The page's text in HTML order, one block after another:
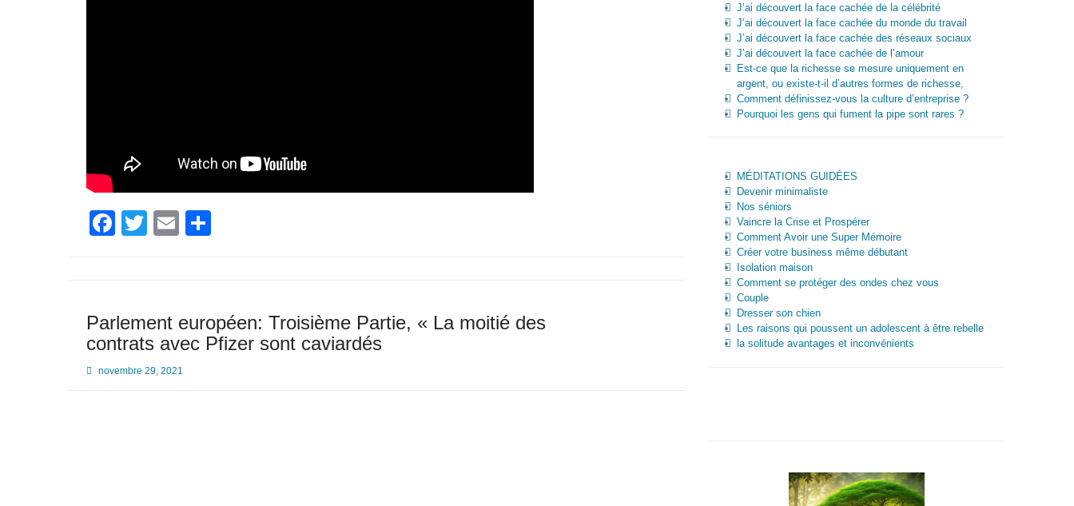
Facebook
TwitterEmail
Parlement européen: Troisième Partie, « La moitié des
contrats avec Pfizer sont caviardés
novembre 29, 2021
J’ai découvert la face cachée de la célébrité
J’ai découvert la face cachée du monde du travail
J’ai découvert la face cachée des réseaux sociaux
J’ai découvert la face cachée de l’amour
Est-ce que la richesse se mesure uniquement en
argent, ou existe-t-il d’autres formes de richesse,
Comment définissez-vous la culture d’entreprise ?
Pourquoi les gens qui fument la pipe sont rares ?
MÉDITATIONS GUIDÉES
Devenir minimaliste
Nos séniors
Vaincre la Crise et Prospérer
Comment Avoir une Super Mémoire
Créer votre business même débutant
Isolation maison
Comment se protéger des ondes chez vous
Couple
Dresser son chien
Les raisons qui poussent un adolescent à être rebelle
la solitude avantages et inconvénients